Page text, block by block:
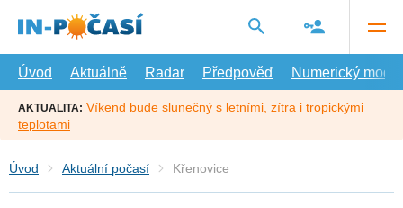
hlavní
Úvod
Aktuálně Radar Předpověď Numerický model
AKTUALITA: Víkend bude slunečný s letními, zítra i tropickými
teplotami
Úvod Aktuální počasí Křenovice